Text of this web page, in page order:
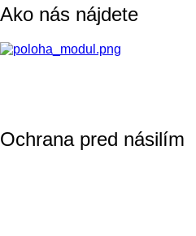
Ako nás nájdete
Ochrana pred násilím